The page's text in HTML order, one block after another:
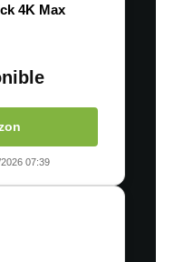
4K Max
07:39